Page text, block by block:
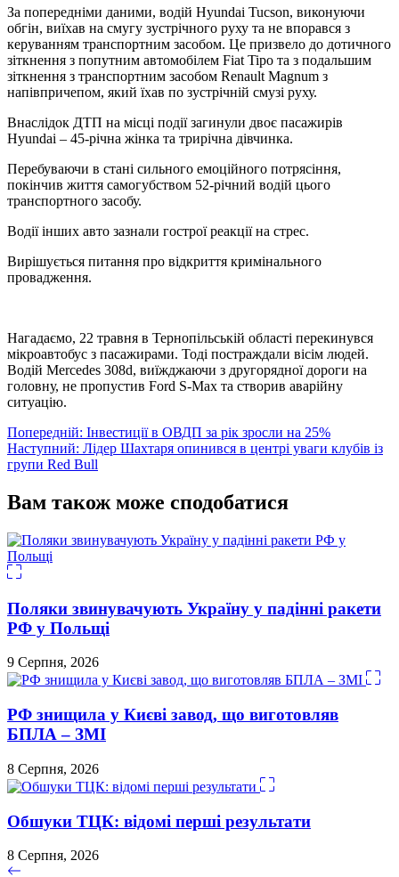
За попередніми даними, водій Hyundai Tucson, виконуючи
обгін, виїхав на смугу зустрічного руху та не впорався з
керуванням транспортним засобом. Це призвело до дотичного
зіткнення з попутним автомобілем Fiat Tipo та з подальшим
зіткнення з транспортним засобом Renault Magnum з
напівпричепом, який їхав по зустрічній смузі руху.
Внаслідок ДТП на місці події загинули двоє пасажирів
Hyundai – 45-річна жінка та трирічна дівчинка.
Перебуваючи в стані сильного емоційного потрясіння,
покінчив життя самогубством 52-річний водій цього
транспортного засобу.
Водії інших авто зазнали гострої реакції на стрес.
Вирішується питання про відкриття кримінального
провадження.
Нагадаємо, 22 травня в Тернопільській області перекинувся
мікроавтобус з пасажирами. Тоді постраждали вісім людей.
Водій Mercedes 308d, виїжджаючи з другорядної дороги на
головну, не пропустив Ford S-Max та створив аварійну
ситуацію.
Навігація
записів
Попередній: Інвестиції в ОВДП за рік зросли на 25%
Наступний: Лідер Шахтаря опинився в центрі уваги клубів із
групи Red Bull
Вам також може сподобатися
Поляки звинувачують Україну у падінні ракети
РФ у Польщі
9 Серпня, 2026
РФ знищила у Києві завод, що виготовляв
БПЛА – ЗМІ
8 Серпня, 2026
Обшуки ТЦК: відомі перші результати
8 Серпня, 2026